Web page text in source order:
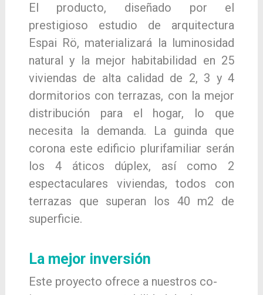
El producto, diseñado por el
prestigioso estudio de arquitectura
Espai Rö, materializará la luminosidad
natural y la mejor habitabilidad en 25
viviendas de alta calidad de 2, 3 y 4
dormitorios con terrazas, con la mejor
distribución para el hogar, lo que
necesita la demanda. La guinda que
corona este edificio plurifamiliar serán
los 4 áticos dúplex, así como 2
espectaculares viviendas, todos con
terrazas que superan los 40 m2 de
superficie.
La mejor inversión
Este proyecto ofrece a nuestros co-